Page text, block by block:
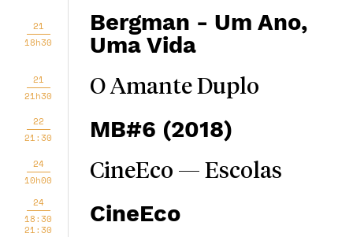
21
18h30
Bergman - Um Ano,
Uma Vida
21
21h30
O Amante Duplo
22
21:30
MB#6 (2018)
24
10h00
CineEco — Escolas
24
18:30
21:30
CineEco